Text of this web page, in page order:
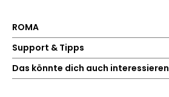
ROMA
Support & Tipps
Das könnte dich auch interessieren